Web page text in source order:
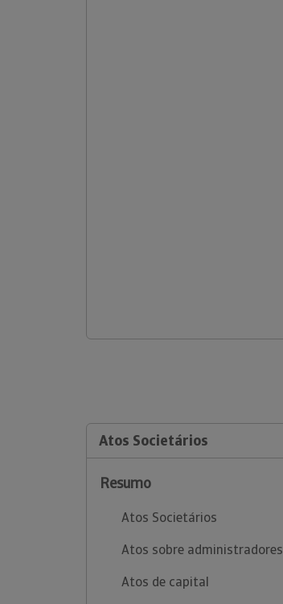
Atos Societários
Resumo
Atos Societários
Atos sobre administradores
Atos de capital